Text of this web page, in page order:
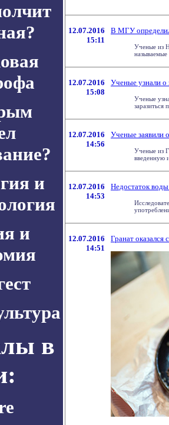
и
и
в
12.07.2016
15:11
В МГУ
Ученые из
12.07.2016
15:08
Ученые узнали о
Ученые
12.07.2016
14:56
Ученые заявили
Ученые из
введенную
12.07.2016
14:53
Недостаток
12.07.2016
14:51
Гранат оказался